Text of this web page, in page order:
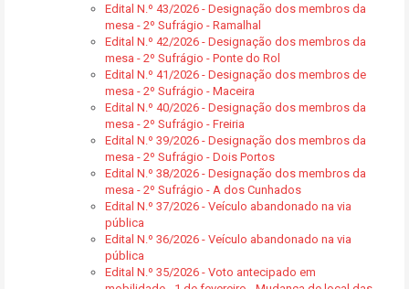
Edital N.º 43/2026 - Designação dos membros da
mesa - 2º Sufrágio - Ramalhal
Edital N.º 42/2026 - Designação dos membros da
mesa - 2º Sufrágio - Ponte do Rol
Edital N.º 41/2026 - Designação dos membros de
mesa - 2º Sufrágio - Maceira
Edital N.º 40/2026 - Designação dos membros da
mesa - 2º Sufrágio - Freiria
Edital N.º 39/2026 - Designação dos membros da
mesa - 2º Sufrágio - Dois Portos
Edital N.º 38/2026 - Designação dos membros da
mesa - 2º Sufrágio - A dos Cunhados
Edital N.º 37/2026 - Veículo abandonado na via
pública
Edital N.º 36/2026 - Veículo abandonado na via
pública
Edital N.º 35/2026 - Voto antecipado em